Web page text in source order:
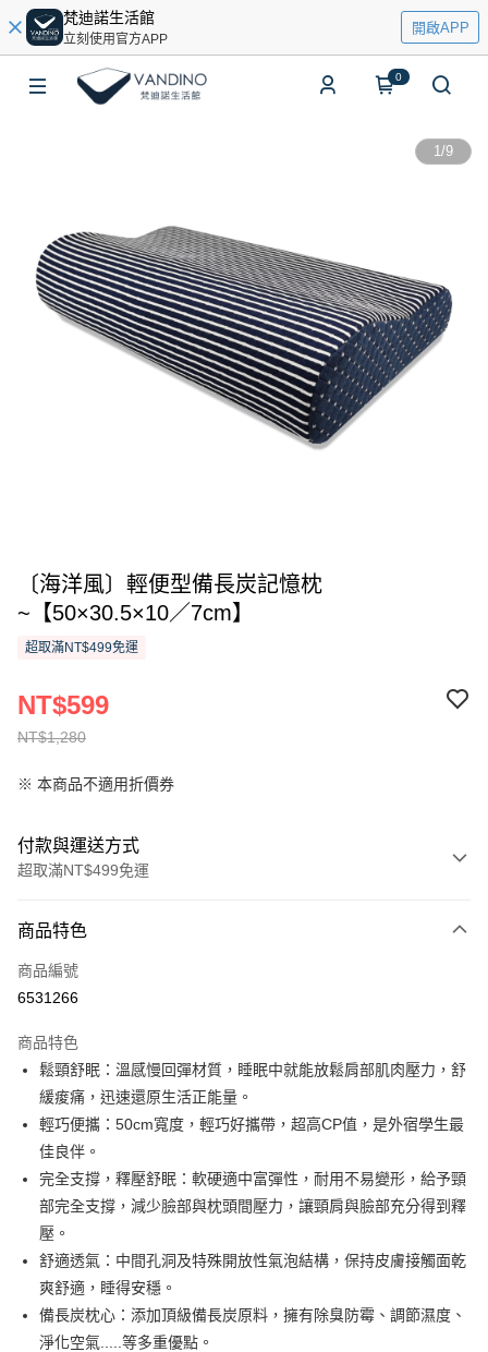
梵迪諾生活館
立刻使用官方APP
開啟APP
0
1/9
〔海洋風〕輕便型備長炭記憶枕
~【50×30.5×10／7cm】
超取滿NT$499免運
NT$1,280
NT$599
※ 本商品不適用折價券
付款與運送方式
超取滿NT$499免運
信用卡一次付款
信用卡分期付款
合作金庫商業銀行
華南商業銀行
彰化商業銀行
上海商業儲蓄銀行
國泰世華商業銀行
兆豐國際商業銀行
臺灣中小企業銀行
匯豐（台灣）商業銀行
華泰商業銀行
聯邦商業銀行
遠東國際商業銀行
元大商業銀行
永豐商業銀行
玉山商業銀行
台新國際商業銀行
中國信託商業銀行
台灣樂天信用卡公司
6 期 0 利率 每期
華南商業銀行
上海商業儲蓄銀行
台北富邦商業銀行
國泰世華商業銀行
臺灣中小企業銀行
台中商業銀行
匯豐（台灣）商業銀行
華泰商業銀行
聯邦商業銀行
元大商業銀行
玉山商業銀行
星展（台灣）商業銀行
台新國際商業銀行
台灣樂天信用卡公司
超商取貨付款
LINE Pay
Apple Pay
街口支付
悠遊付
Google Pay
全盈+PAY
商品特色
商品編號
6531266
商品特色
鬆頸舒眠：溫感慢回彈材質，睡眠中就能放鬆肩部肌肉壓力，舒
緩痠痛，迅速還原生活正能量。
輕巧便攜：50cm寬度，輕巧好攜帶，超高CP值，是外宿學生最
佳良伴。
完全支撐，釋壓舒眠：軟硬適中富彈性，耐用不易變形，給予頸
部完全支撐，減少臉部與枕頭間壓力，讓頸肩與臉部充分得到釋
壓。
舒適透氣：中間孔洞及特殊開放性氣泡結構，保持皮膚接觸面乾
爽舒適，睡得安穩。
備長炭枕心：添加頂級備長炭原料，擁有除臭防霉、調節濕度、
淨化空氣.....等多重優點。